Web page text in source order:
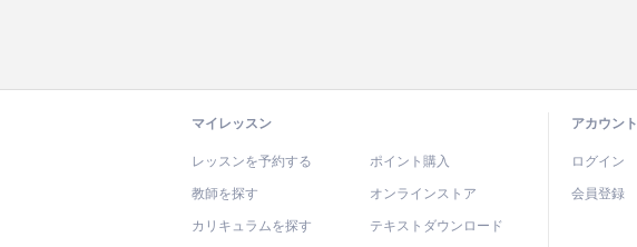
マイレッスン
レッスンを予約する ポイント購入
教師を探す オンラインストア
カリキュラムを探す テキストダウンロード
アカウント
ログイン
会員登録